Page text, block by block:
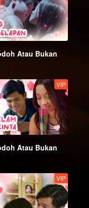
Atau Bukan
VIP
Atau Bukan
VIP